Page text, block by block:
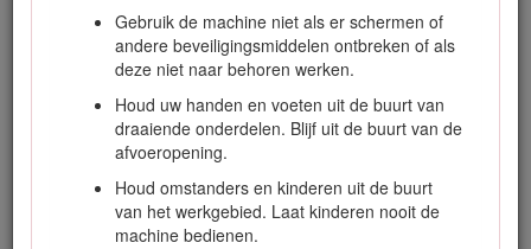
Gebruik de machine niet als er schermen of
andere beveiligingsmiddelen ontbreken of als
deze niet naar behoren werken.
Houd uw handen en voeten uit de buurt van
draaiende onderdelen. Blijf uit de buurt van de
afvoeropening.
Houd omstanders en kinderen uit de buurt
van het werkgebied. Laat kinderen nooit de
machine bedienen.
product te registreren.
Als u service, originele Toro onderdelen of aanvullende
erkende servicedealer of met de klantenservice van Toro. U
dient hierbij altijd het modelnummer en het serienummer van
het product te vermelden. De locatie van het plaatje met het
modelnummer en het serienummer van het product is
aangegeven op Figuur1. U kunt de nummers noteren in de
ruimte hieronder.